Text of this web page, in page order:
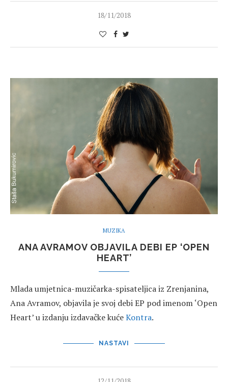
18/11/2018
MUZIKA
ANA AVRAMOV OBJAVILA DEBI EP ‘OPEN
HEART’
Mlada umjetnica-muzičarka-spisateljica iz Zrenjanina,
Ana Avramov, objavila je svoj debi EP pod imenom ‘Open
Heart’ u izdanju izdavačke kućeKontra.
NASTAVI